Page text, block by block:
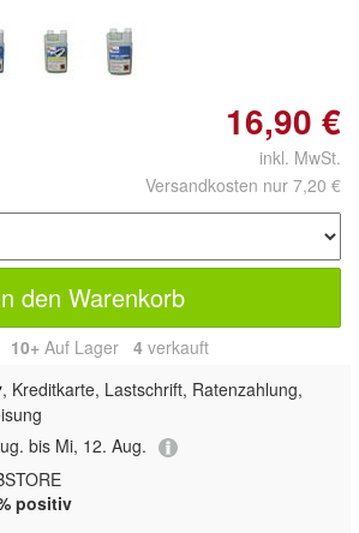
16,90 €
inkl. MwSt.
Versandkosten nur 7,20 €
den Warenkorb
10+ Auf Lager 4 verkauft
, Kreditkarte, Lastschrift, Ratenzahlung,
bis Mi, 12. Aug.
positiv